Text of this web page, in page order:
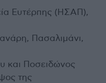
Ευτέρπης (ΗΣΑΠ),
Πασαλιμάνι,
και Ποσειδώνος
της